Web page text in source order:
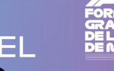
MOTORSPORT ACADEMY
EXPOSICIÓN FOTOGRÁFICA